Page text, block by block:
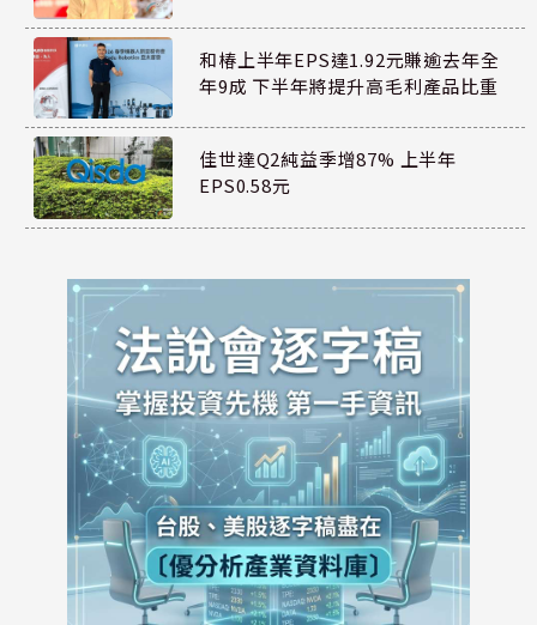
和椿上半年EPS達1.92元賺逾去年全
年9成 下半年將提升高毛利產品比重
佳世達Q2純益季增87% 上半年
EPS0.58元